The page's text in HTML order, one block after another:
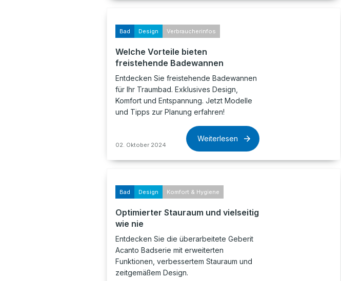
Bad Design Verbraucherinfos
Welche Vorteile bieten
freistehende Badewannen
Entdecken Sie freistehende Badewannen
für Ihr Traumbad. Exklusives Design,
Komfort und Entspannung. Jetzt Modelle
und Tipps zur Planung erfahren!
02. Oktober 2024
Weiterlesen
Bad Design Komfort & Hygiene
Optimierter Stauraum und vielseitig
wie nie
Entdecken Sie die überarbeitete Geberit
Acanto Badserie mit erweiterten
Funktionen, verbessertem Stauraum und
zeitgemäßem Design.